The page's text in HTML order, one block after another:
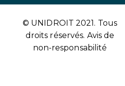
© UNIDROIT 2021. Tous
droits réservés. Avis de
non-responsabilité